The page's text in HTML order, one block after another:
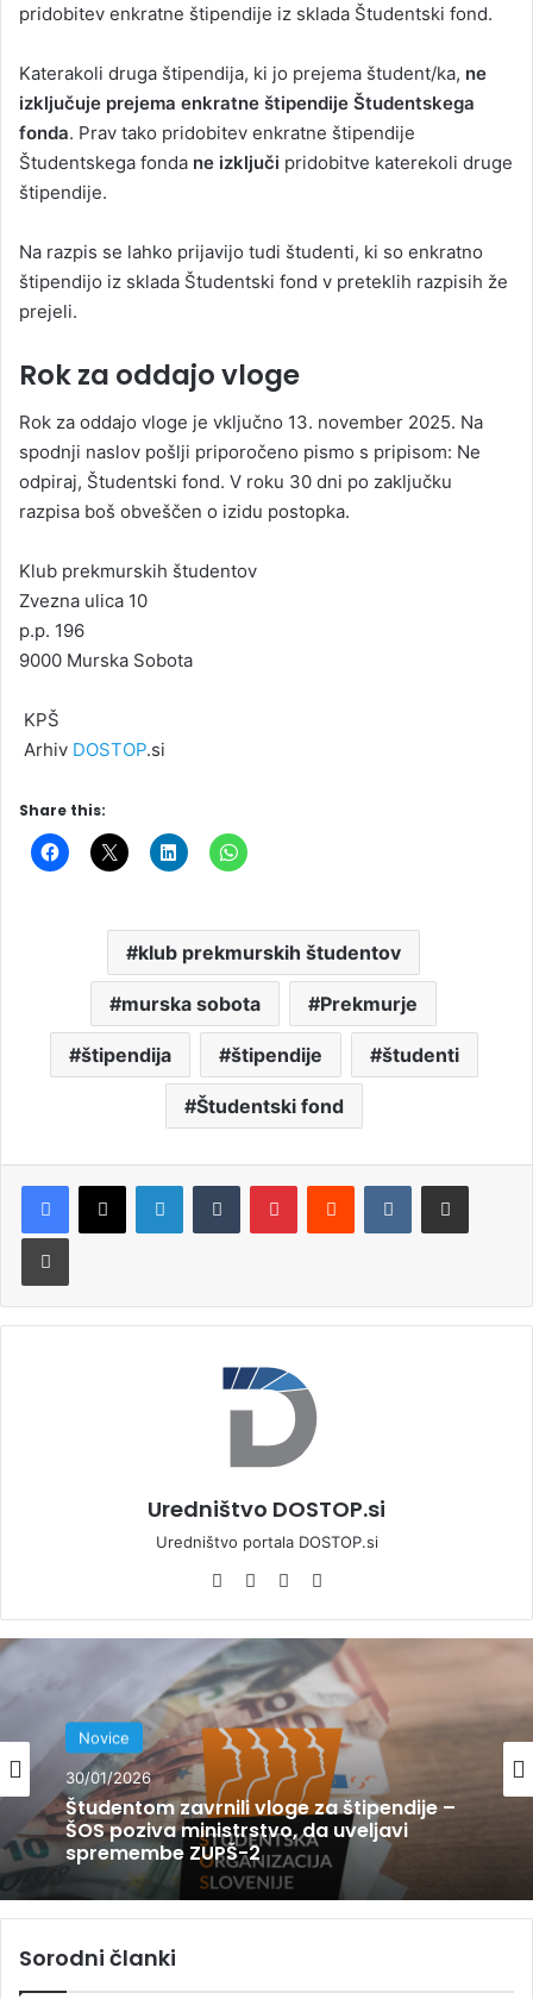
pridobitev enkratne štipendije iz sklada Študentski fond.
Katerakoli druga štipendija, ki jo prejema študent/ka, ne
izključuje prejema enkratne štipendije Študentskega
fonda. Prav tako pridobitev enkratne štipendije
Študentskega fonda ne izključi pridobitve katerekoli druge
štipendije.
Na razpis se lahko prijavijo tudi študenti, ki so enkratno
štipendijo iz sklada Študentski fond v preteklih razpisih že
prejeli.
Rok za oddajo vloge
Rok za oddajo vloge je vključno 13. november 2025. Na
spodnji naslov pošlji priporočeno pismo s pripisom: Ne
odpiraj, Študentski fond. V roku 30 dni po zaključku
razpisa boš obveščen o izidu postopka.
Klub prekmurskih študentov
Zvezna ulica 10
p.p. 196
9000 Murska Sobota
KPŠ
Arhiv DOSTOP.si
Share this:
klub prekmurskih študentov
murska sobota Prekmurje
štipendija štipendije študenti
Študentski fond
Uredništvo DOSTOP.si
Uredništvo portala DOSTOP.si
We
te
Fa
bo
ok
Yo
ub
e
ra
m
Novice
30/01/2026
Študentom zavrnili vloge za štipendije –
ŠOS poziva ministrstvo, da uveljavi
spremembe ZUPŠ-2
Sorodni članki